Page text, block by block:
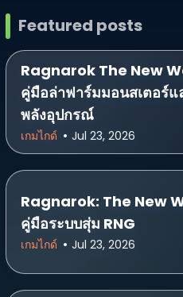
Featured posts
Ragnarok The New
คู่มือล่าฟาร์มมอนสเตอร์แ
พลังอุปกรณ์
เกมไกด์ Jul 23, 2026
Ragnarok: The New
คู่มือระบบสุ่ม RNG
เกมไกด์ Jul 23, 2026